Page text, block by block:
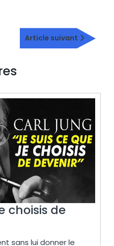
Article suivant
Article
suivant
choisis de
sans lui donner le